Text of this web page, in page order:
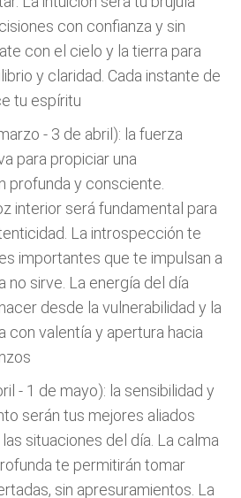
con confianza y sin
con el cielo y la tierra para
y claridad. Cada instante de
tu espíritu
- 3 de abril): la fuerza
para propiciar una
profunda y consciente.
interior será fundamental para
La introspección te
importantes que te impulsan a
no sirve. La energía del día
desde la vulnerabilidad y la
con valentía y apertura hacia
- 1 de mayo): la sensibilidad y
serán tus mejores aliados
situaciones del día. La calma
te permitirán tomar
sin apresuramientos. La